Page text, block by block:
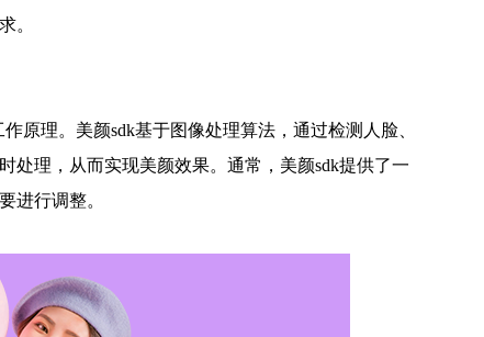
。
原理。美颜sdk基于图像处理算法，通过检测人脸、
处理，从而实现美颜效果。通常，美颜sdk提供了一
进行调整。